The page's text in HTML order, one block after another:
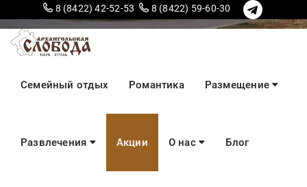
8 (8422) 42-52-53 8 (8422) 59-60-30
Семейный отдых Романтика Размещение
Развлечения Акции О нас Блог
Многодетные семьи
СЕМЕЙ И СЕМЕЙ С ДЕТЬМИ-ИНВАЛИДАМИ